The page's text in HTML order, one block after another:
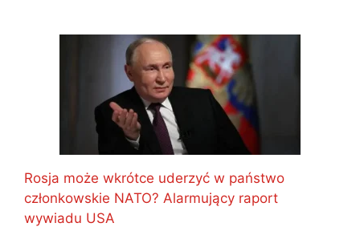
Rosja może wkrótce uderzyć w państwo
członkowskie NATO? Alarmujący raport
wywiadu USA